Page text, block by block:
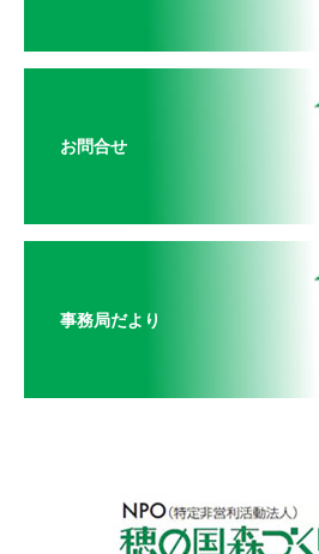
お問合せ
事務局だより